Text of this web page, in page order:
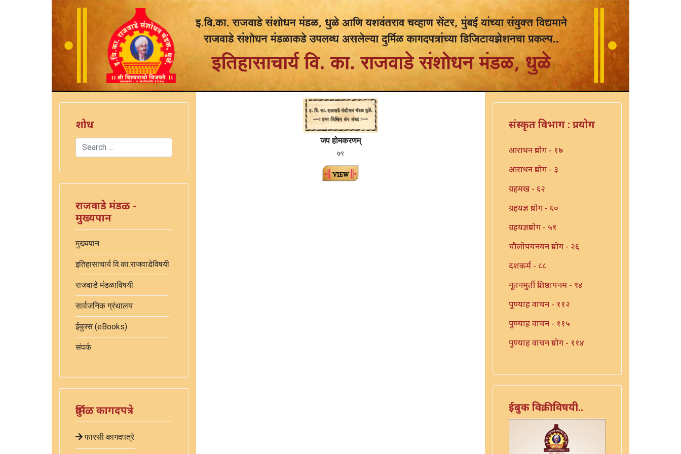
शोध
Search
राजवाडे मंडळ -
मुख्यपान
मुख्यपान
इतिहासाचार्य वि.का.राजवाडेविषयी
राजवाडे मंडळाविषयी
सार्वजनिक ग्रंथालय
ईबुक्स (eBooks)
संपर्क
दुर्मिळ कागदपत्रे
फारसी कागदपत्रे
जप होमकरणम्
७९
संस्कृत विभाग : प्रयोग
आराधन प्रयोग - १७
आराधन प्रयोग - ३
ग्रहमख - ६२
ग्रहयज्ञ प्रयोग - ६०
ग्रहयज्ञप्रयोग - ५९
चौलोपयनयन प्रयोग - २६
दशकर्म - ८८
नूतनमुर्ती प्रतिष्ठापनम - ९४
पुण्याह वाचन - ११२
पुण्याह वाचन - ११५
पुण्याह वाचन प्रयोग - ११४
पुनःसंधान प्रयोग - १०८
पुनःसंधान प्रयोग - ११३
भूतशुद्धी - १२७
ईबुक विक्रीविषयी..